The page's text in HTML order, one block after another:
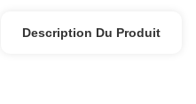
Description Du Produit